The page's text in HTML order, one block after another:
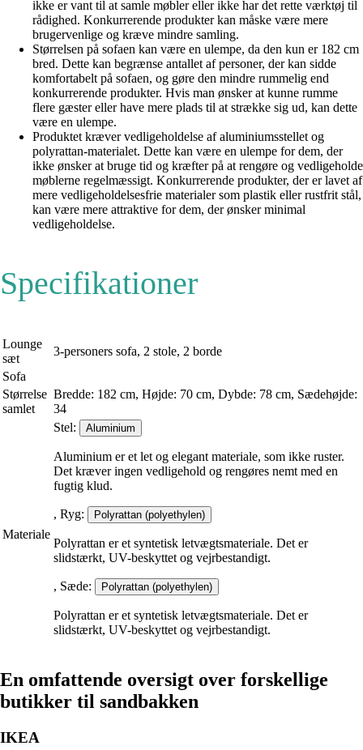
ikke er vant til at samle møbler eller ikke har det rette værktøj til
rådighed. Konkurrerende produkter kan måske være mere
brugervenlige og kræve mindre samling.
Størrelsen på sofaen kan være en ulempe, da den kun er 182 cm
bred. Dette kan begrænse antallet af personer, der kan sidde
komfortabelt på sofaen, og gøre den mindre rummelig end
konkurrerende produkter. Hvis man ønsker at kunne rumme
flere gæster eller have mere plads til at strække sig ud, kan dette
være en ulempe.
Produktet kræver vedligeholdelse af aluminiumsstellet og
polyrattan-materialet. Dette kan være en ulempe for dem, der
ikke ønsker at bruge tid og kræfter på at rengøre og vedligeholde
møblerne regelmæssigt. Konkurrerende produkter, der er lavet af
mere vedligeholdelsesfrie materialer som plastik eller rustfrit stål,
kan være mere attraktive for dem, der ønsker minimal
vedligeholdelse.
Specifikationer
Lounge
sæt
3-personers sofa, 2 stole, 2 borde
Sofa
Størrelse
samlet
Bredde: 182 cm, Højde: 70 cm, Dybde: 78 cm, Sædehøjde:
34
Materiale
Stel: Aluminium
Aluminium er et let og elegant materiale, som ikke ruster.
Det kræver ingen vedligehold og rengøres nemt med en
fugtig klud.
, Ryg: Polyrattan (polyethylen)
Polyrattan er et syntetisk letvægtsmateriale. Det er
slidstærkt, UV-beskyttet og vejrbestandigt.
, Sæde: Polyrattan (polyethylen)
Polyrattan er et syntetisk letvægtsmateriale. Det er
slidstærkt, UV-beskyttet og vejrbestandigt.
En omfattende oversigt over forskellige
butikker til sandbakken
IKEA